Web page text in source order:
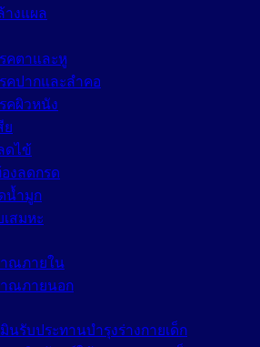
างแผล
คตาและหู
คปากและลำคอ
คผิวหนัง
ย
ดไข้
งลดกรด
น้ำมูก
สมหะ
ณภายใน
ณภายนอก
นรับประทานบำรุงร่างกายเด็ก